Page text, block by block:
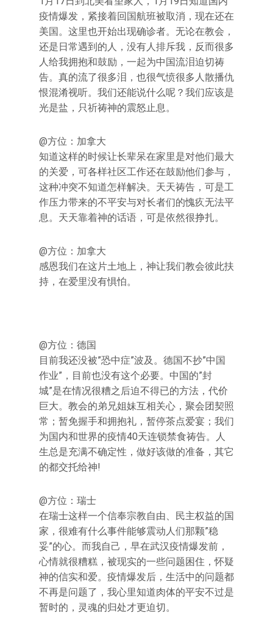
疫情爆发，紧接着回国航班被取消，现在还在
美国。这里也开始出现确诊者。无论在教会，
还是日常遇到的人，没有人排斥我，反而很多
人给我拥抱和鼓励，一起为中国流泪迫切祷
告。真的流了很多泪，也很气愤很多人散播仇
恨混淆视听。我们还能说什么呢？我们应该是
光是盐，只祈祷神的震怒止息。
@方位：加拿大
知道这样的时候让长辈呆在家里是对他们最大
的关爱，可各样社区工作还在鼓励他们参与，
这种冲突不知道怎样解决。天天祷告，可是工
作压力带来的不平安与对长者们的愧疚无法平
息。天天靠着神的话语，可是依然很挣扎。
@方位：加拿大
感恩我们在这片土地上，神让我们教会彼此扶
持，在爱里没有惧怕。
@方位：德国
目前我还没被”恐中症”波及。德国不抄”中国
作业”，目前也没有这个必要。中国的”封
城”是在情况很糟之后迫不得已的方法，代价
巨大。教会的弟兄姐妹互相关心，聚会团契照
常；暂免握手和拥抱礼，暂停茶点爱宴；我们
为国内和世界的疫情40天连锁禁食祷告。人
生总是充满不确定性，做好该做的准备，其它
的都交托给神!
@方位：瑞士
在瑞士这样一个信奉宗教自由、民主权益的国
家，很难有什么事件能够震动人们那颗”稳
妥”的心。而我自己，早在武汉疫情爆发前，
心情就很糟糕，被现实的一些问题困住，怀疑
神的信实和爱。疫情爆发后，生活中的问题都
不再是问题了，我心里知道肉体的平安不过是
暂时的，灵魂的归处才更迫切。